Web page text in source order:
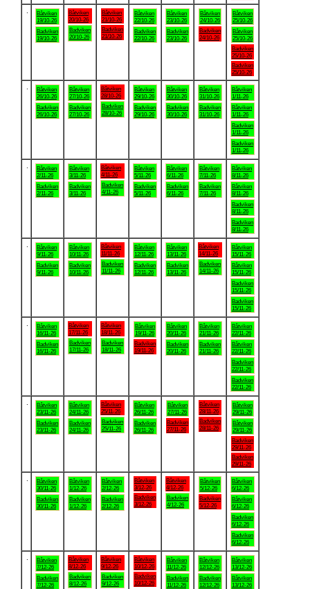
Båtviken
19/10-26
Badviken
19/10-26
Båtviken
20/10-26
Badviken
20/10-26
Båtviken
21/10-26
Badviken
21/10-26
Båtviken
22/10-26
Badviken
22/10-26
Båtviken
23/10-26
Badviken
23/10-26
Båtviken
24/10-26
Badviken
24/10-26
Båtviken
25/10-26
Båtviken
25/10-26
Badviken
25/10-26
Badviken
25/10-26
Båtviken
26/10-26
Badviken
26/10-26
Båtviken
27/10-26
Badviken
27/10-26
Båtviken
28/10-26
Badviken
28/10-26
Båtviken
29/10-26
Badviken
29/10-26
Båtviken
30/10-26
Badviken
30/10-26
Båtviken
31/10-26
Badviken
31/10-26
Båtviken
1/11-26
Båtviken
1/11-26
Badviken
1/11-26
Badviken
1/11-26
Båtviken
2/11-26
Badviken
2/11-26
Båtviken
3/11-26
Badviken
3/11-26
Båtviken
4/11-26
Badviken
4/11-26
Båtviken
5/11-26
Badviken
5/11-26
Båtviken
6/11-26
Badviken
6/11-26
Båtviken
7/11-26
Badviken
7/11-26
Båtviken
8/11-26
Båtviken
8/11-26
Badviken
8/11-26
Badviken
8/11-26
Båtviken
9/11-26
Badviken
9/11-26
Båtviken
10/11-26
Badviken
10/11-26
Båtviken
11/11-26
Badviken
11/11-26
Båtviken
12/11-26
Badviken
12/11-26
Båtviken
13/11-26
Badviken
13/11-26
Båtviken
14/11-26
Badviken
14/11-26
Båtviken
15/11-26
Båtviken
15/11-26
Badviken
15/11-26
Badviken
15/11-26
Båtviken
16/11-26
Badviken
16/11-26
Båtviken
17/11-26
Badviken
17/11-26
Båtviken
18/11-26
Badviken
18/11-26
Båtviken
19/11-26
Badviken
19/11-26
Båtviken
20/11-26
Badviken
20/11-26
Båtviken
21/11-26
Badviken
21/11-26
Båtviken
22/11-26
Båtviken
22/11-26
Badviken
22/11-26
Badviken
22/11-26
Båtviken
23/11-26
Badviken
23/11-26
Båtviken
24/11-26
Badviken
24/11-26
Båtviken
25/11-26
Badviken
25/11-26
Båtviken
26/11-26
Badviken
26/11-26
Båtviken
27/11-26
Badviken
27/11-26
Båtviken
28/11-26
Badviken
28/11-26
Båtviken
29/11-26
Båtviken
29/11-26
Badviken
29/11-26
Badviken
29/11-26
Båtviken
30/11-26
Badviken
30/11-26
Båtviken
1/12-26
Badviken
1/12-26
Båtviken
2/12-26
Badviken
2/12-26
Båtviken
3/12-26
Badviken
3/12-26
Båtviken
4/12-26
Badviken
4/12-26
Båtviken
5/12-26
Badviken
5/12-26
Båtviken
6/12-26
Båtviken
6/12-26
Badviken
6/12-26
Badviken
6/12-26
Båtviken
7/12-26
Badviken
7/12-26
Båtviken
8/12-26
Badviken
8/12-26
Båtviken
9/12-26
Badviken
9/12-26
Båtviken
10/12-26
Badviken
10/12-26
Båtviken
11/12-26
Badviken
11/12-26
Båtviken
12/12-26
Badviken
12/12-26
Båtviken
13/12-26
Båtviken
13/12-26